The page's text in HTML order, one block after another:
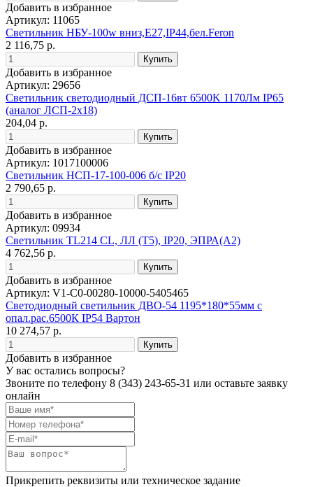
Добавить в избранное
Артикул: 11065
Светильник НБУ-100w вниз,Е27,IP44,бел.Feron
2 116,75 р.
Добавить в избранное
Артикул: 29656
Светильник светодиодный ДСП-16вт 6500K 1170Лм IP65
(аналог ЛСП-2х18)
204,04 р.
Добавить в избранное
Артикул: 1017100006
Светильник НСП-17-100-006 б/с IP20
2 790,65 р.
Добавить в избранное
Артикул: 09934
Светильник TL214 CL, ЛЛ (T5), IP20, ЭПРА(A2)
4 762,56 р.
Добавить в избранное
Артикул: V1-C0-00280-10000-5405465
Светодиодный светильник ДВО-54 1195*180*55мм с
опал.рас.6500К IP54 Вартон
10 274,57 р.
Добавить в избранное
У вас остались вопросы?
Звоните по телефону 8 (343) 243-65-31 или оставьте заявку
онлайн
Прикрепить реквизиты или техническое задание